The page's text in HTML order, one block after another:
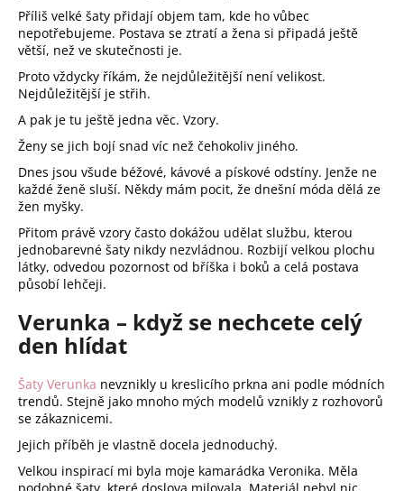
Příliš velké šaty přidají objem tam, kde ho vůbec
nepotřebujeme. Postava se ztratí a žena si připadá ještě
větší, než ve skutečnosti je.
Proto vždycky říkám, že nejdůležitější není velikost.
Nejdůležitější je střih.
A pak je tu ještě jedna věc. Vzory.
Ženy se jich bojí snad víc než čehokoliv jiného.
Dnes jsou všude béžové, kávové a pískové odstíny. Jenže ne
každé ženě sluší. Někdy mám pocit, že dnešní móda dělá ze
žen myšky.
Přitom právě vzory často dokážou udělat službu, kterou
jednobarevné šaty nikdy nezvládnou. Rozbijí velkou plochu
látky, odvedou pozornost od bříška i boků a celá postava
působí lehčeji.
Verunka – když se nechcete celý
den hlídat
Šaty Verunka nevznikly u kreslicího prkna ani podle módních
trendů. Stejně jako mnoho mých modelů vznikly z rozhovorů
se zákaznicemi.
Jejich příběh je vlastně docela jednoduchý.
Velkou inspirací mi byla moje kamarádka Veronika. Měla